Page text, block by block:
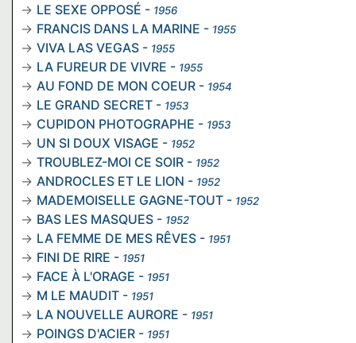
LE SEXE OPPOSÉ - 1956
FRANCIS DANS LA MARINE - 1955
VIVA LAS VEGAS - 1955
LA FUREUR DE VIVRE - 1955
AU FOND DE MON COEUR - 1954
LE GRAND SECRET - 1953
CUPIDON PHOTOGRAPHE - 1953
UN SI DOUX VISAGE - 1952
TROUBLEZ-MOI CE SOIR - 1952
ANDROCLES ET LE LION - 1952
MADEMOISELLE GAGNE-TOUT - 1952
BAS LES MASQUES - 1952
LA FEMME DE MES RÊVES - 1951
FINI DE RIRE - 1951
FACE À L'ORAGE - 1951
M LE MAUDIT - 1951
LA NOUVELLE AURORE - 1951
POINGS D'ACIER - 1951